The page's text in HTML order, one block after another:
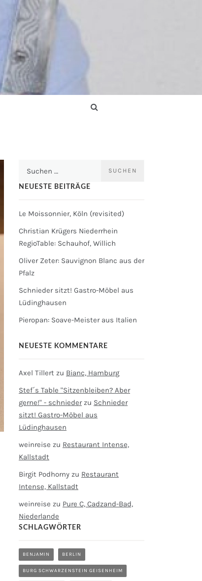
NEUESTE BEITRÄGE
Le Moissonnier, Köln (revisited)
Christian Krügers Niederrhein
RegioTable: Schauhof, Willich
Oliver Zeter: Sauvignon Blanc aus der
Pfalz
Schnieder sitzt! Gastro-Möbel aus
Lüdinghausen
Pieropan: Soave-Meister aus Italien
NEUESTE KOMMENTARE
Axel Tillert zu Bianc, Hamburg
Stef´s Table "Sitzenbleiben? Aber
gerne!" - schniederzu Schnieder
sitzt! Gastro-Möbel aus
Lüdinghausen
weinreise zu Restaurant Intense,
Kallstadt
Birgit Podhorny zu Restaurant
Intense, Kallstadt
weinreise zu Pure C, Cadzand-Bad,
Niederlande
SCHLAGWÖRTER
BENJAMIN BERLIN
BURG SCHWARZENSTEIN GEISENHEIM